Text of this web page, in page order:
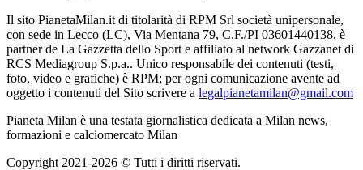
Il sito PianetaMilan.it di titolarità di RPM Srl società unipersonale,
con sede in Lecco (LC), Via Mentana 79, C.F./PI 03601440138, è
partner de La Gazzetta dello Sport e affiliato al network Gazzanet di
RCS Mediagroup S.p.a.. Unico responsabile dei contenuti (testi,
foto, video e grafiche) è RPM; per ogni comunicazione avente ad
oggetto i contenuti del Sito scrivere a legalpianetamilan@gmail.com
Pianeta Milan è una testata giornalistica dedicata a Milan news,
formazioni e calciomercato Milan
Copyright 2021-2026 © Tutti i diritti riservati.